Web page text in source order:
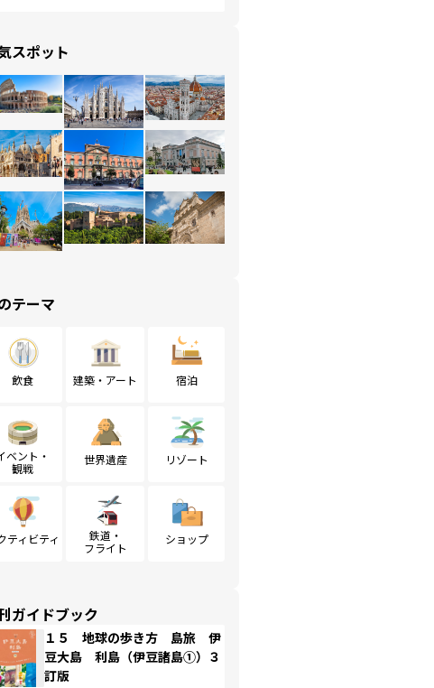
スポット
テーマ
飲食 建築・アート 宿泊
ベント・
観戦
世界遺産 リゾート
ティビティ
鉄道・
フライト
ショップ
ガイドブック
１５ 地球の歩き方 島旅 伊
豆大島 利島（伊豆諸島①）３
訂版